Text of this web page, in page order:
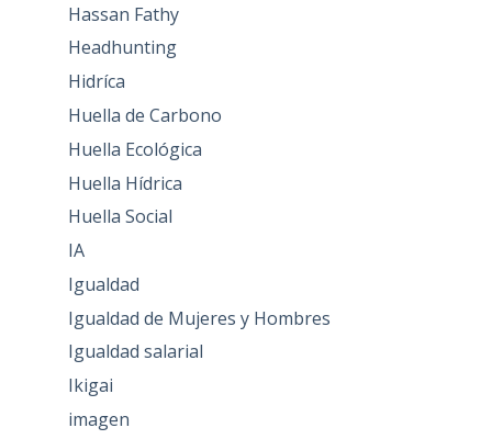
Hassan Fathy
Headhunting
Hidríca
Huella de Carbono
Huella Ecológica
Huella Hídrica
Huella Social
IA
Igualdad
Igualdad de Mujeres y Hombres
Igualdad salarial
Ikigai
imagen